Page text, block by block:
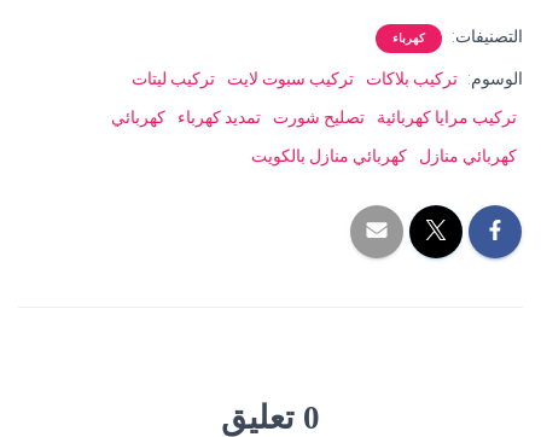
التصنيفات: كهرباء
الوسوم: تركيب بلاكات تركيب سبوت لايت
تركيب ليتات
تركيب مرايا كهربائية
تصليح شورت تمديد كهرباء
كهربائي
كهربائي منازل
كهربائي منازل بالكويت
0 تعليق